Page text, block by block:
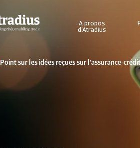
A propos
d’Atradius
Point sur les idées reçues sur l'assurance-crédit